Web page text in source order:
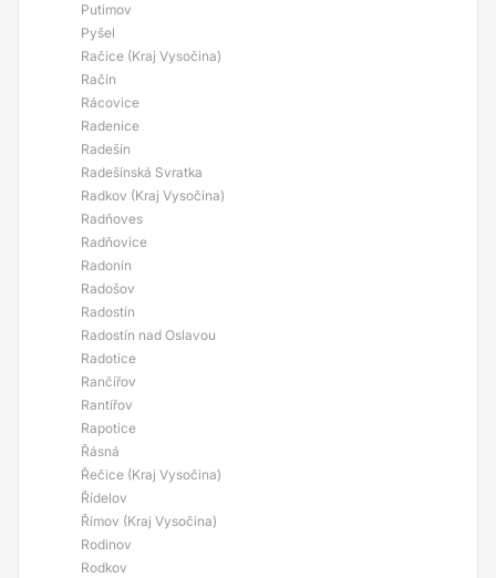
Putimov
Pyšel
Račice (Kraj Vysočina)
Račín
Rácovice
Radenice
Radešín
Radešínská Svratka
Radkov (Kraj Vysočina)
Radňoves
Radňovice
Radonín
Radošov
Radostín
Radostín nad Oslavou
Radotice
Rančířov
Rantířov
Rapotice
Řásná
Řečice (Kraj Vysočina)
Řídelov
Římov (Kraj Vysočina)
Rodinov
Rodkov